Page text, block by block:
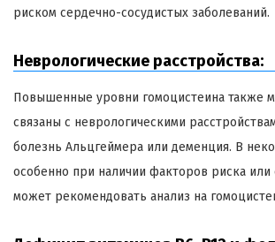
риском сердечно-сосудистых заболеваний.
Неврологические расстройства:
Повышенные уровни гомоцистеина также
связаны с неврологическими
болезнь Альцгеймера или деменция. В
особенно при наличии факторов риска или
может рекомендовать анализ на